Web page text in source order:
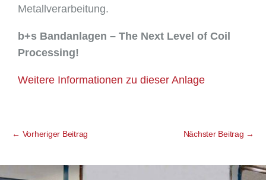
Metallverarbeitung.
b+s Bandanlagen – The Next Level of Coil
Processing!
Weitere Informationen zu dieser Anlage
← Vorheriger Beitrag Nächster Beitrag →